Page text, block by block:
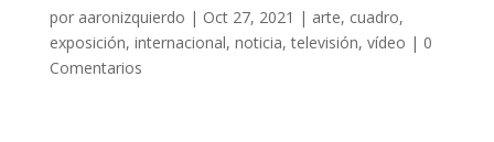
por aaronizquierdo | Oct 27, 2021 | arte, cuadro,
exposición, internacional, noticia,televisión, vídeo | 0
Comentarios